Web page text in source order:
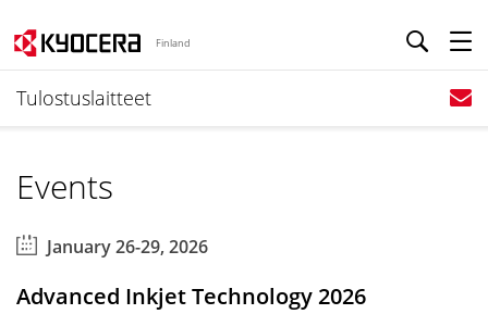
Finland
Tulostuslaitteet
Events
January 26-29, 2026
Advanced Inkjet Technology 2026